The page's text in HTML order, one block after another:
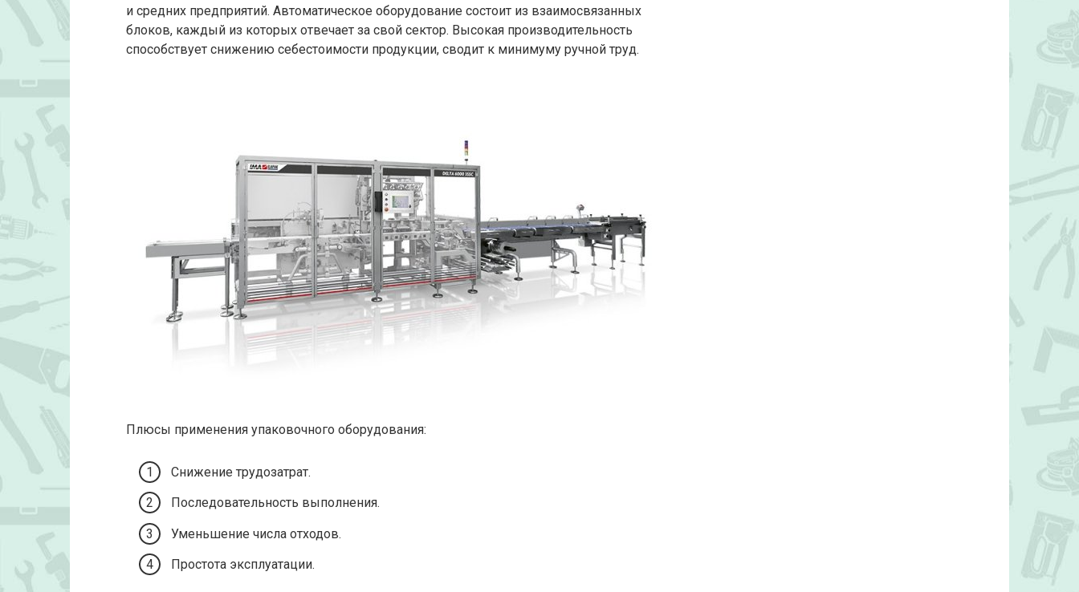
и средних предприятий. Автоматическое оборудование состоит из взаимосвязанных
блоков, каждый из которых отвечает за свой сектор. Высокая производительность
способствует снижению себестоимости продукции, сводит к минимуму ручной труд.
Плюсы применения упаковочного оборудования:
Снижение трудозатрат.
Последовательность выполнения.
Уменьшение числа отходов.
Простота эксплуатации.